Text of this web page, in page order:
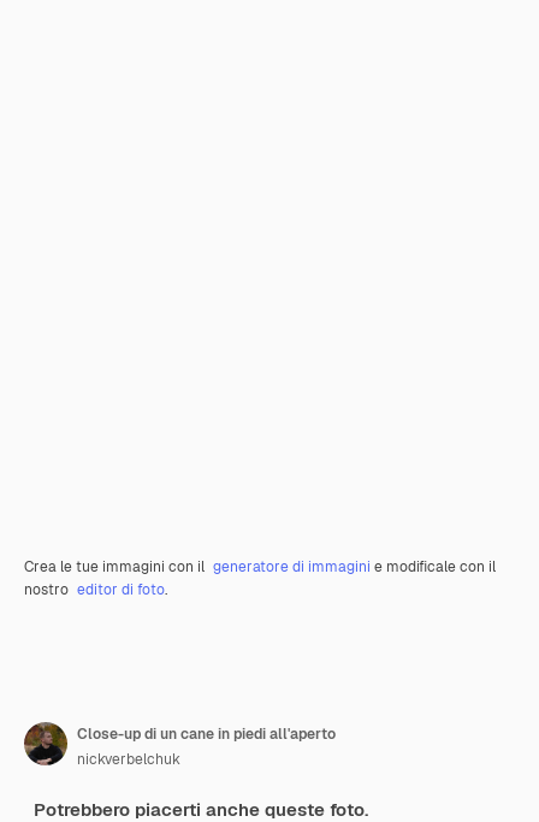
Crea le tue immagini con il generatore di immagini e modificale con il
nostro editor di foto.
Close-up di un cane in piedi all'aperto
nickverbelchuk
Potrebbero piacerti anche queste foto.